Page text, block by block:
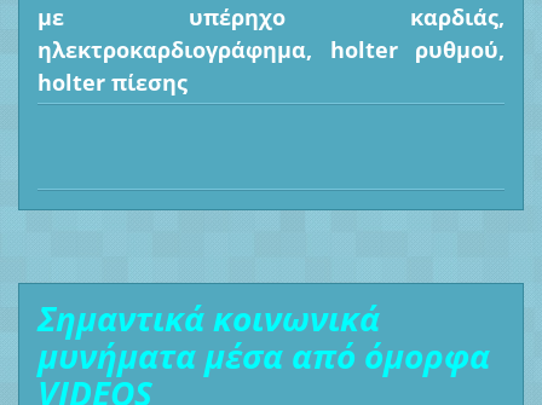
με υπέρηχο καρδιάς,
ηλεκτροκαρδιογράφημα, holter ρυθμού,
holter πίεσης
Σημαντικά κοινωνικά
μυνήματα μέσα από όμορφα
VIDEOS